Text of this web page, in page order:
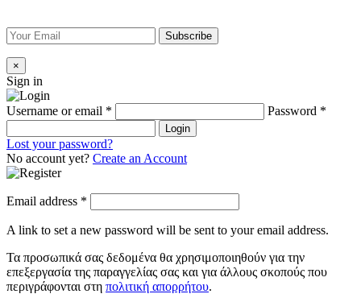
×
Sign in
Username or email * Password *
Login
Lost your password?
No account yet? Create an Account
Email address *
A link to set a new password will be sent to your email address.
Τα προσωπικά σας δεδομένα θα χρησιμοποιηθούν για την
επεξεργασία της παραγγελίας σας και για άλλους σκοπούς που
περιγράφονται στη πολιτική απορρήτου.